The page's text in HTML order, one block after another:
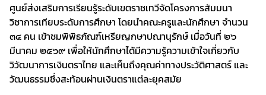
ศูนย์ส่งเสริมการเรียนรู้ระดับเขตราชเทวีจัดโครงการสัมมนา
วิชาการเทียบระดับการศึกษา โดยนำคณะครูและนักศึกษา จำนวน
๓๔ คน เข้าชมพิพิธภัณฑ์เหรียญกษาปณานุรักษ์ เมื่อวันที่ ๒๖
มีนาคม ๒๕๖๙ เพื่อให้นักศึกษาได้มีความรู้ความเข้าใจเกี่ยวกับ
วิวัฒนาการเงินตราไทย และเห็นถึงคุณค่าทางประวัติศาสตร์ และ
วัฒนธรรมซึ่งสะท้อนผ่านเงินตราแต่ละยุคสมัย